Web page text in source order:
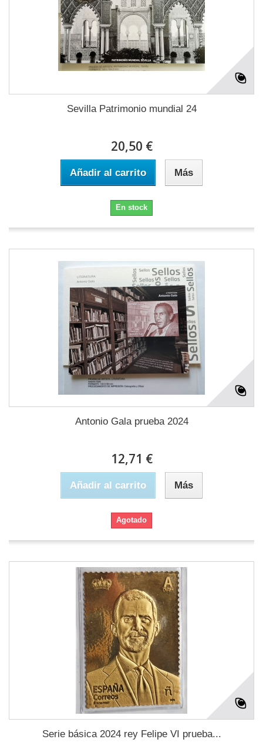
Sevilla Patrimonio mundial 24
20,50 €
Añadir al carrito Más
En stock
Antonio Gala prueba 2024
12,71 €
Añadir al carrito Más
Agotado
Serie básica 2024 rey Felipe VI prueba...